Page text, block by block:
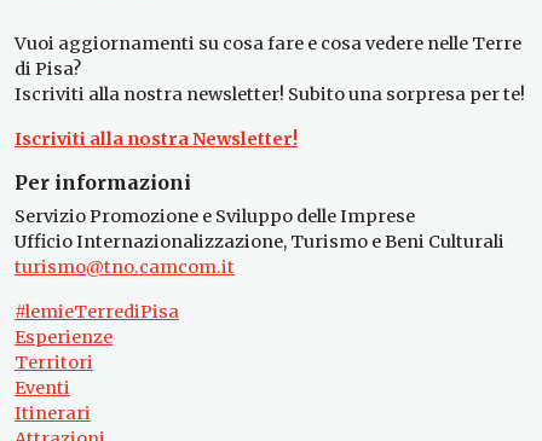
Vuoi aggiornamenti su cosa fare e cosa vedere nelle Terre
di Pisa?
Iscriviti alla nostra newsletter! Subito una sorpresa per te!
Iscriviti alla nostra Newsletter!
Per informazioni
Servizio Promozione e Sviluppo delle Imprese
Ufficio Internazionalizzazione, Turismo e Beni Culturali
turismo@tno.camcom.it
#lemieTerrediPisa
Esperienze
Territori
Eventi
Itinerari